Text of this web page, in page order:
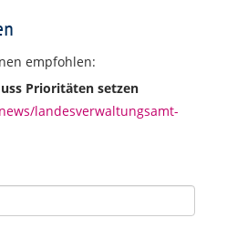
empfohlen:
Prioritäten setzen
landesverwaltungsamt-